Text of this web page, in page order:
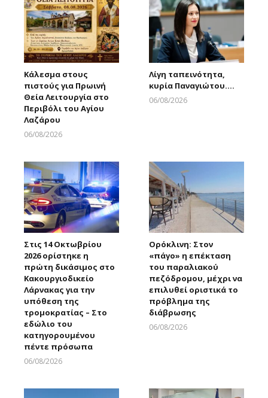
Κάλεσμα στους
πιστούς για Πρωινή
Θεία Λειτουργία στο
Περιβόλι του Αγίου
Λαζάρου
06/08/2026
Λίγη ταπεινότητα,
κυρία Παναγιώτου….
06/08/2026
Στις 14 Οκτωβρίου
2026 ορίστηκε η
πρώτη δικάσιμος στο
Κακουργιοδικείο
Λάρνακας για την
υπόθεση της
τρομοκρατίας – Στο
εδώλιο του
κατηγορουμένου
πέντε πρόσωπα
06/08/2026
Ορόκλινη: Στον
«πάγο» η επέκταση
του παραλιακού
πεζόδρομου, μέχρι να
επιλυθεί οριστικά το
πρόβλημα της
διάβρωσης
06/08/2026